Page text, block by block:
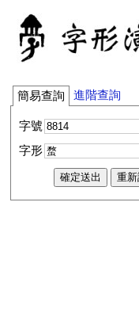
簡易查詢 進階查詢
字號
字形